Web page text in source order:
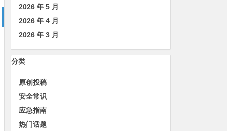
2026 年 5 月
2026 年 4 月
2026 年 3 月
分类
原创投稿
安全常识
应急指南
热门话题